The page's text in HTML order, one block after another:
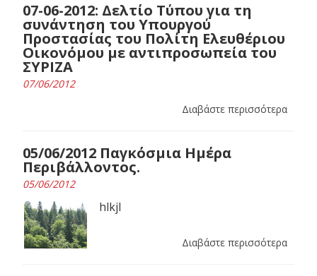
07-06-2012: Δελτίο Τύπου για τη
συνάντηση του Υπουργού
Προστασίας του Πολίτη Ελευθέριου
Οικονόμου με αντιπροσωπεία του
ΣΥΡΙΖΑ
07/06/2012
Διαβάστε περισσότερα
05/06/2012 Παγκόσμια Ημέρα
Περιβάλλοντος.
05/06/2012
hlkjl
Διαβάστε περισσότερα